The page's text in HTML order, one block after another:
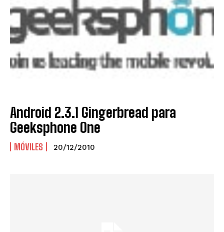
Android 2.3.1 Gingerbread para
Geeksphone One
MÓVILES 20/12/2010